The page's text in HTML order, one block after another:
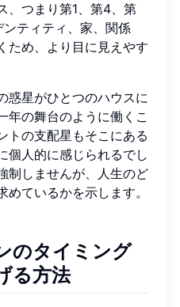
、つまり第1、第4、第
ティティ、家、関係
ため、より目に見えやす
惑星がひとつのハウスに
年の舞台のように働くこ
トの支配星もそこにある
個人的に感じられるでし
制しませんが、人生のど
ているかを示します。
のタイミング
る方法